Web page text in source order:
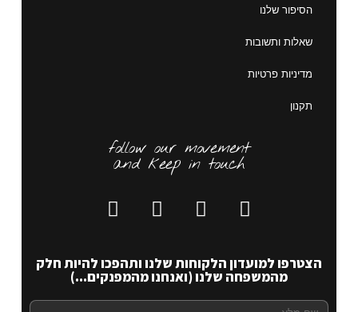
הסיפור שלנו
שאלות ותשובות
מדיניות פרטיות
תקנון
follow our movement
and keep in touch
הצטרפו למועדון הלקוחות שלנו ותהפכו להיות חלק
מהמשפחה שלנו (ואנחנו מהמפנקים...)